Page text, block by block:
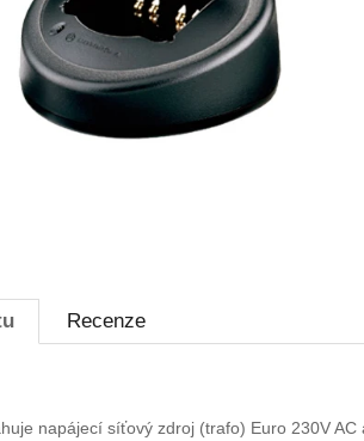
Recenze
napájecí síťový zdroj (trafo) Euro 230V